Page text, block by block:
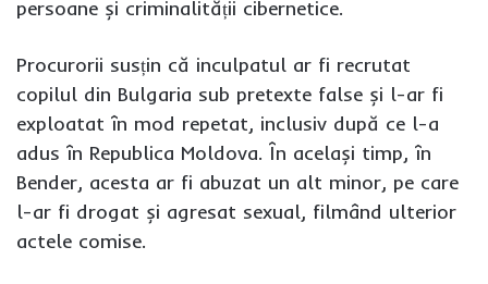
persoane și criminalității cibernetice.
Procurorii susțin că inculpatul ar fi recrutat
copilul din Bulgaria sub pretexte false și l-ar fi
exploatat în mod repetat, inclusiv după ce l-a
adus în Republica Moldova. În același timp, în
Bender, acesta ar fi abuzat un alt minor, pe care
l-ar fi drogat și agresat sexual, filmând ulterior
actele comise.